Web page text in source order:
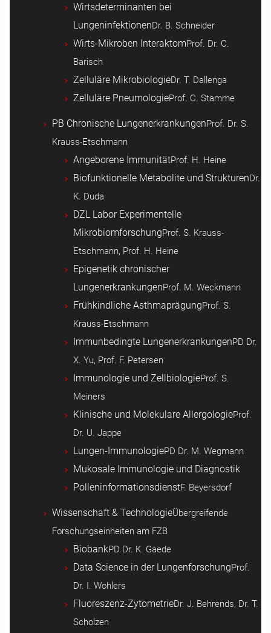
Wirtsdeterminanten bei
LungeninfektionenDr. B. Schneider
Wirts-Mikroben InteraktomProf. Dr. C.
Barisch
Zelluläre MikrobiologieDr. T. Dallenga
Zelluläre PneumologieProf. C. Stamme
PB Chronische LungenerkrankungenProf. Dr. S.
Krauss-Etschmann
Angeborene ImmunitätProf. H. Heine
Biofunktionelle Metabolite und StrukturenDr.
K. Duda
DZL Labor Experimentelle
MikrobiomforschungProf. S. Krauss-
Etschmann, Prof. H. Heine
Epigenetik chronischer
LungenerkrankungenProf. M. Weckmann
Frühkindliche AsthmaprägungProf. S.
Krauss-Etschmann
Immunbedingte LungenerkrankungenPD Dr.
X. Yu, Prof. F. Petersen
Immunologie und ZellbiologieProf. S.
Meiners
Klinische und Molekulare AllergologieProf.
Dr. U. Jappe
Lungen-ImmunologiePD Dr. M. Wegmann
Mukosale Immunologie und Diagnostik
PolleninformationsdienstF. Beyersdorf
Wissenschaft & TechnologieÜbergreifende
Forschungseinheiten am FZB
BiobankPD Dr. K. Gaede
Data Science in der LungenforschungProf.
Dr. I. Wohlers
Fluoreszenz-ZytometrieDr. J. Behrends, Dr. T.
Scholzen